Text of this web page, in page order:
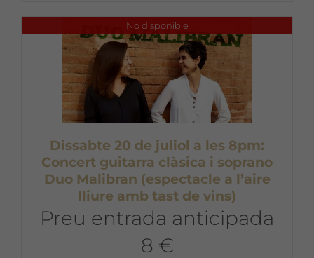
No disponible
Dissabte 20 de juliol a les 8pm:
Concert guitarra clàsica i soprano
Duo Malibran (espectacle a l’aire
lliure amb tast de vins)
Preu entrada anticipada
8 €